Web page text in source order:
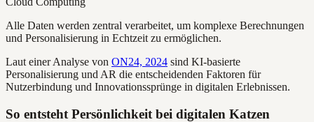
Alle Daten werden zentral verarbeitet, um komplexe Berechnungen
und Personalisierung in Echtzeit zu ermöglichen.
Laut einer Analyse von ON24, 2024 sind KI-basierte
Personalisierung und AR die entscheidenden Faktoren für
Nutzerbindung und Innovationssprünge in digitalen Erlebnissen.
So entsteht Persönlichkeit bei digitalen Katzen